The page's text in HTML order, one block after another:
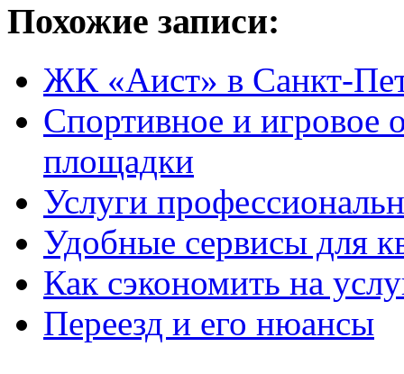
Похожие записи:
ЖК «Аист» в Санкт-
Спортивное и игровое
площадки
Услуги
Удобные сервисы для
Как сэкономить на
Переезд и его нюансы